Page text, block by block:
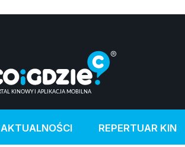
AKTUALNOŚCI REPERTUAR KIN